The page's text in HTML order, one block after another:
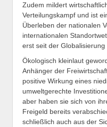
Zudem mildert
Verteilungskampf und ist
Überleben der nationalen
internationalen
erst seit der Globalisierung
Ökologisch kleinlaut
Anhänger der
positive Wirkung eines
umweltgerechte
aber haben sie sich von
Freigeld bereits
schließlich auch aus der